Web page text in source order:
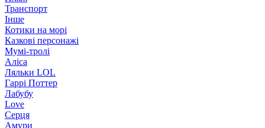
Транспорт
Інше
Котики на морі
Казкові персонажі
Мумі-тролі
Аліса
Ляльки LOL
Гаррі Поттер
Лабубу
Love
Серця
Амури